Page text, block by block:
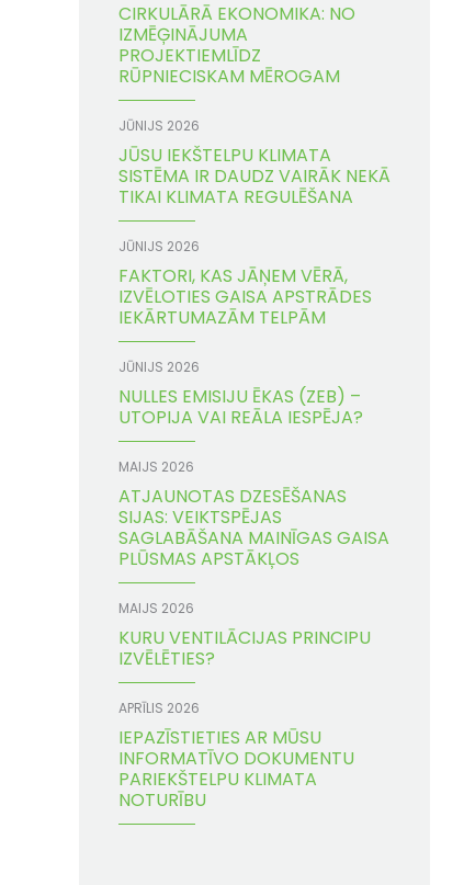
CIRKULĀRĀ EKONOMIKA: NO
IZMĒĢINĀJUMA
PROJEKTIEMLĪDZ
RŪPNIECISKAM MĒROGAM
JŪNIJS 2026
JŪSU IEKŠTELPU KLIMATA
SISTĒMA IR DAUDZ VAIRĀK NEKĀ
TIKAI KLIMATA REGULĒŠANA
JŪNIJS 2026
FAKTORI, KAS JĀŅEM VĒRĀ,
IZVĒLOTIES GAISA APSTRĀDES
IEKĀRTUMAZĀM TELPĀM
JŪNIJS 2026
NULLES EMISIJU ĒKAS (ZEB) –
UTOPIJA VAI REĀLA IESPĒJA?
MAIJS 2026
ATJAUNOTAS DZESĒŠANAS
SIJAS: VEIKTSPĒJAS
SAGLABĀŠANA MAINĪGAS GAISA
PLŪSMAS APSTĀKĻOS
MAIJS 2026
KURU VENTILĀCIJAS PRINCIPU
IZVĒLĒTIES?
APRĪLIS 2026
IEPAZĪSTIETIES AR MŪSU
INFORMATĪVO DOKUMENTU
PARIEKŠTELPU KLIMATA
NOTURĪBU